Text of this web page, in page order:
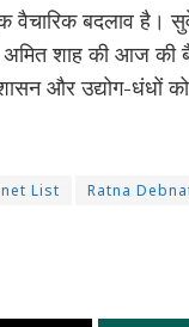
वैचारिक बदलाव है।
अमित शाह की आज
और उद्योग-धंधों
List Ratna